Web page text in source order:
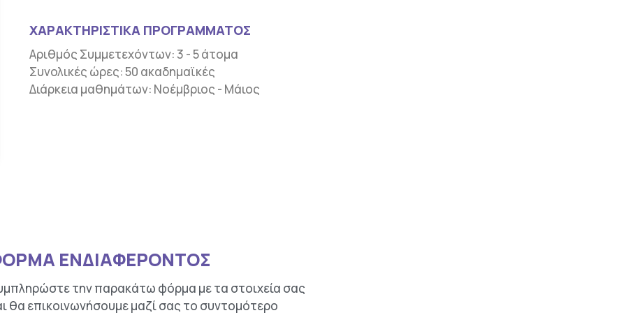
ΧΑΡΑΚΤΗΡΙΣΤΙΚΑ ΠΡΟΓΡΑΜΜΑΤΟΣ
Αριθμός Συμμετεχόντων: 3 - 5 άτομα
Συνολικές ώρες: 50 ακαδημαϊκές
Διάρκεια μαθημάτων: Νοέμβριος - Μάιος
ΕΝΔΙΑΦΕΡΟΝΤΟΣ
την παρακάτω φόρμα με τα στοιχεία σας
θα επικοινωνήσουμε μαζί σας το συντομότερο